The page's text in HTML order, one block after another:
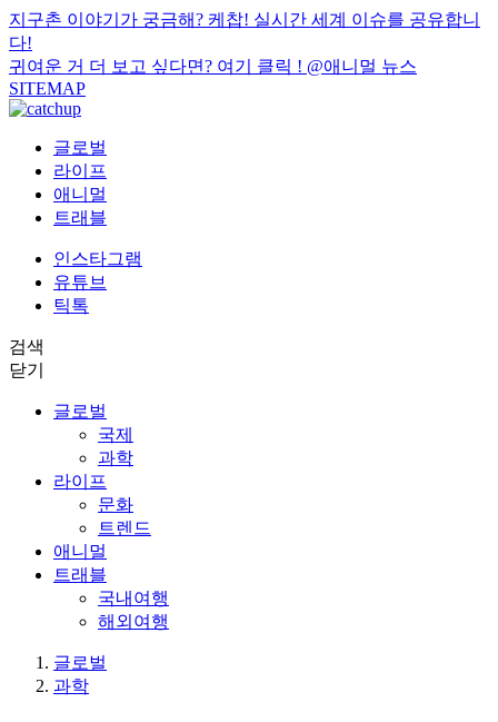
지구촌 이야기가 궁금해? 케찹! 실시간 세계 이슈를 공유합니
다!
귀여운 거 더 보고 싶다면? 여기 클릭 ! @애니멀 뉴스
SITEMAP
글로벌
라이프
애니멀
트래블
인스타그램
유튜브
틱톡
검색
닫기
글로벌
국제
과학
라이프
문화
트렌드
애니멀
트래블
국내여행
해외여행
글로벌
과학